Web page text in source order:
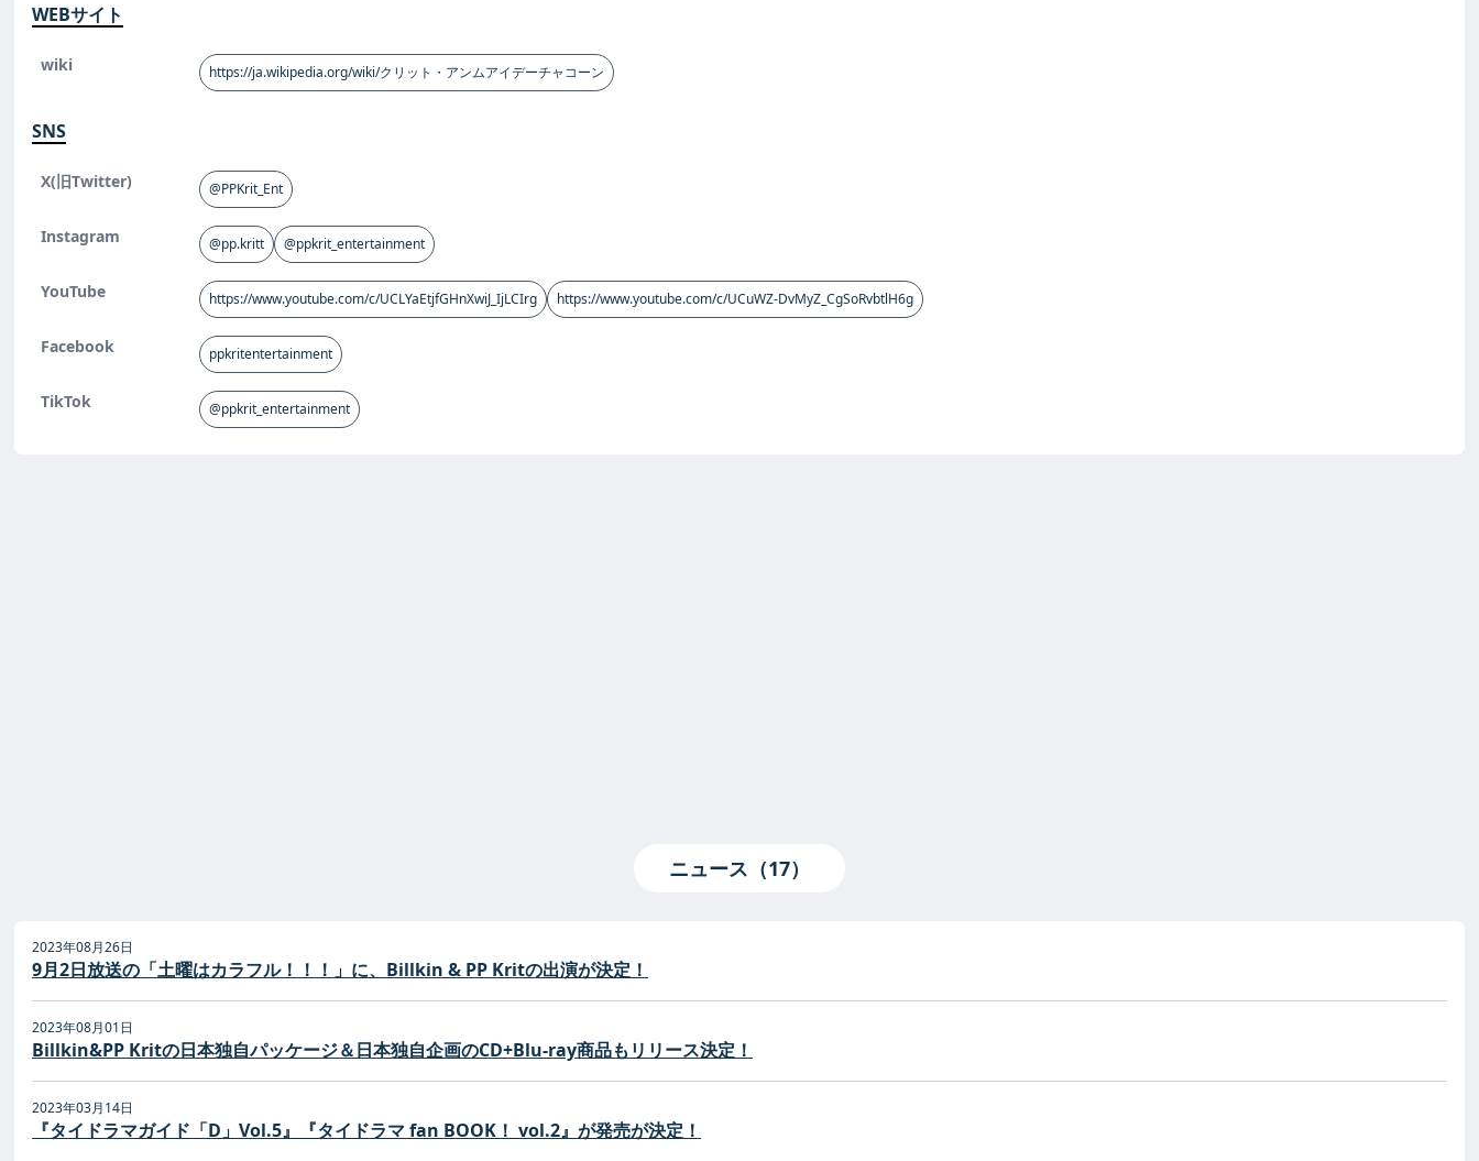
WEBサイト
wiki https://ja.wikipedia.org/wiki/クリット・アンムアイデーチャコーン
SNS
X(旧Twitter) @PPKrit_Ent
Instagram @pp.kritt @ppkrit_entertainment
YouTube https://www.youtube.com/c/UCLYaEtjfGHnXwiJ_IjLCIrg https://www.youtube.com/c/UCuWZ-DvMyZ_CgSoRvbtlH6g
Facebook ppkritentertainment
TikTok @ppkrit_entertainment
ニュース（17）
2023年08月26日
9月2日放送の「土曜はカラフル！！！」に、Billkin & PP Kritの出演が決定！
2023年08月01日
Billkin&PP Kritの日本独自パッケージ＆日本独自企画のCD+Blu-ray商品もリリース決定！
2023年03月14日
『タイドラマガイド「D」Vol.5』『タイドラマ fan BOOK！ vol.2』が発売が決定！